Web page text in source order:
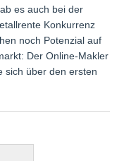
es auch bei der
Konkurrenz
noch Potenzial auf
Der Online-Makler
sich über den ersten